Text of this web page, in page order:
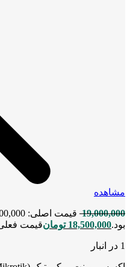
مشاهده
19,000,000
بود.18,500,000 تومانقیمت فعلی: 18,500,000
1 در انبار